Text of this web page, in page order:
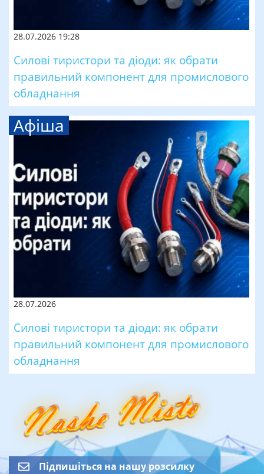
28.07.2026 19:28
Силові тиристори та діоди: як обрати
правильний компонент для промислового
обладнання
Афіша
28.07.2026
Силові тиристори та діоди: як обрати
правильний компонент для промислового
обладнання
Підпишіться на нашу розсилку